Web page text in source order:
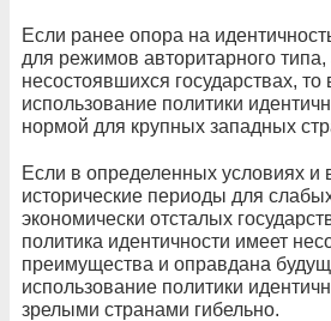
Если ранее опора на
для режимов авторитарного
несостоявшихся государствах,
использование политики
нормой для крупных западных
Если в определенных условиях и
исторические периоды для
экономически отсталых
политика идентичности имеет
преимущества и оправдана
использование политики
зрелыми странами гибельно.